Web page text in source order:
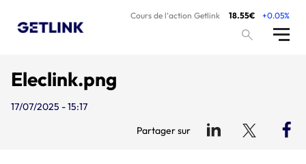
Cours de l’action Getlink 18.55€ +0.05%
Eleclink.png
17/07/2025 - 15:17
Partager sur